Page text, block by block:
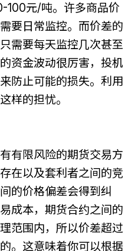
100元/吨。许多商品价
要日常监控。而价差的
需要每天监控几次甚至
资金波动很厉害，投机
防止可能的损失。利用
样的担忧。
有限风险的期货交易方
在以及套利者之间的竞
的价格偏差会得到纠
成本，期货合约之间的
范围内，所以价差超过
。这意味着你可以根据